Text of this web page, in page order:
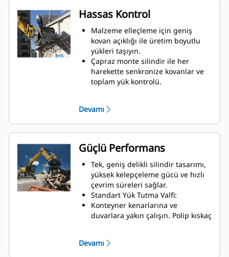
Hassas Kontrol
Malzeme elleçleme için geniş
kovan açıklığı ile üretim boyutlu
yükleri taşıyın.
Çapraz monte silindir ile her
harekette senkronize kovanlar ve
toplam yük kontrolü.
durdurucularıyla büyük yüklerde
tutuşu koruyun veya küçük
malzemeleri toplayın, ayırın,
yerleştirin ve geniş kavramayı
önleyin.
Kir ve diğer ince malzemeleri
iskelet ve gözenekli kovanlar
aracılığıyla dışarı atarak
operatörün yükü iyi görmesini
sağlar.
Malzeme ayırma hızlıdır, sahada
Kovan hareketi sorunsuzdur ve
Devamı
Güçlü Performans
Tek, geniş delikli silindir tasarımı,
yüksek kelepçeleme gücü ve hızlı
çevrim süreleri sağlar.
Standart Yük Tutma Valfi:
Konteyner kenarlarına ve
duvarlara yakın çalışın. Polip kıskaç
boşluk sağlayarak kamyonlarda,
Devamı